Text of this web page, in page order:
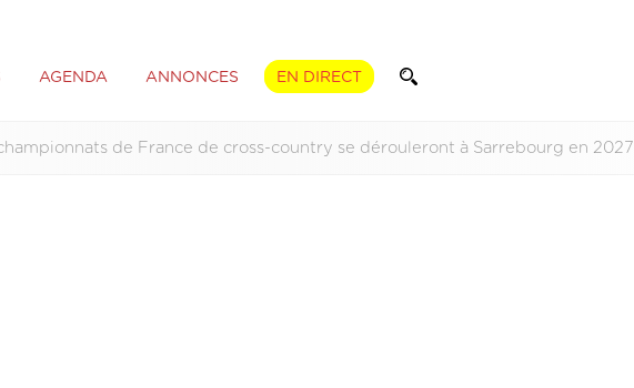
AGENDA ANNONCES EN DIRECT
championnats de France de cross-country se dérouleront à Sarrebourg en 2027